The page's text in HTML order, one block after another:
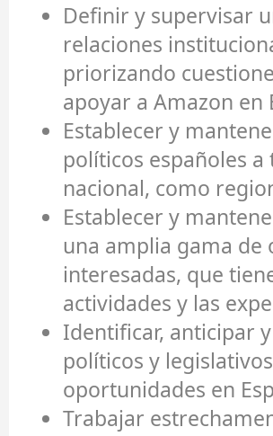
Definir y supervisar
relaciones
priorizando
apoyar a Amazon en
Establecer y
políticos españoles
nacional, como
Establecer y
una amplia gama de
interesadas, que
actividades y las
Identificar, anticipar
políticos y
oportunidades en
Trabajar